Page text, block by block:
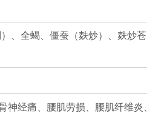
、全蝎、僵蚕（麸炒）、麸炒苍
经痛、腰肌劳损、腰肌纤维炎、